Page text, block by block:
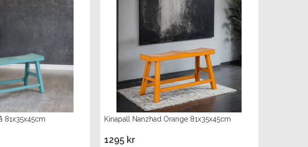
81x35x45cm Kinapall Nanzhad Orange 81x35x45cm
1295 kr